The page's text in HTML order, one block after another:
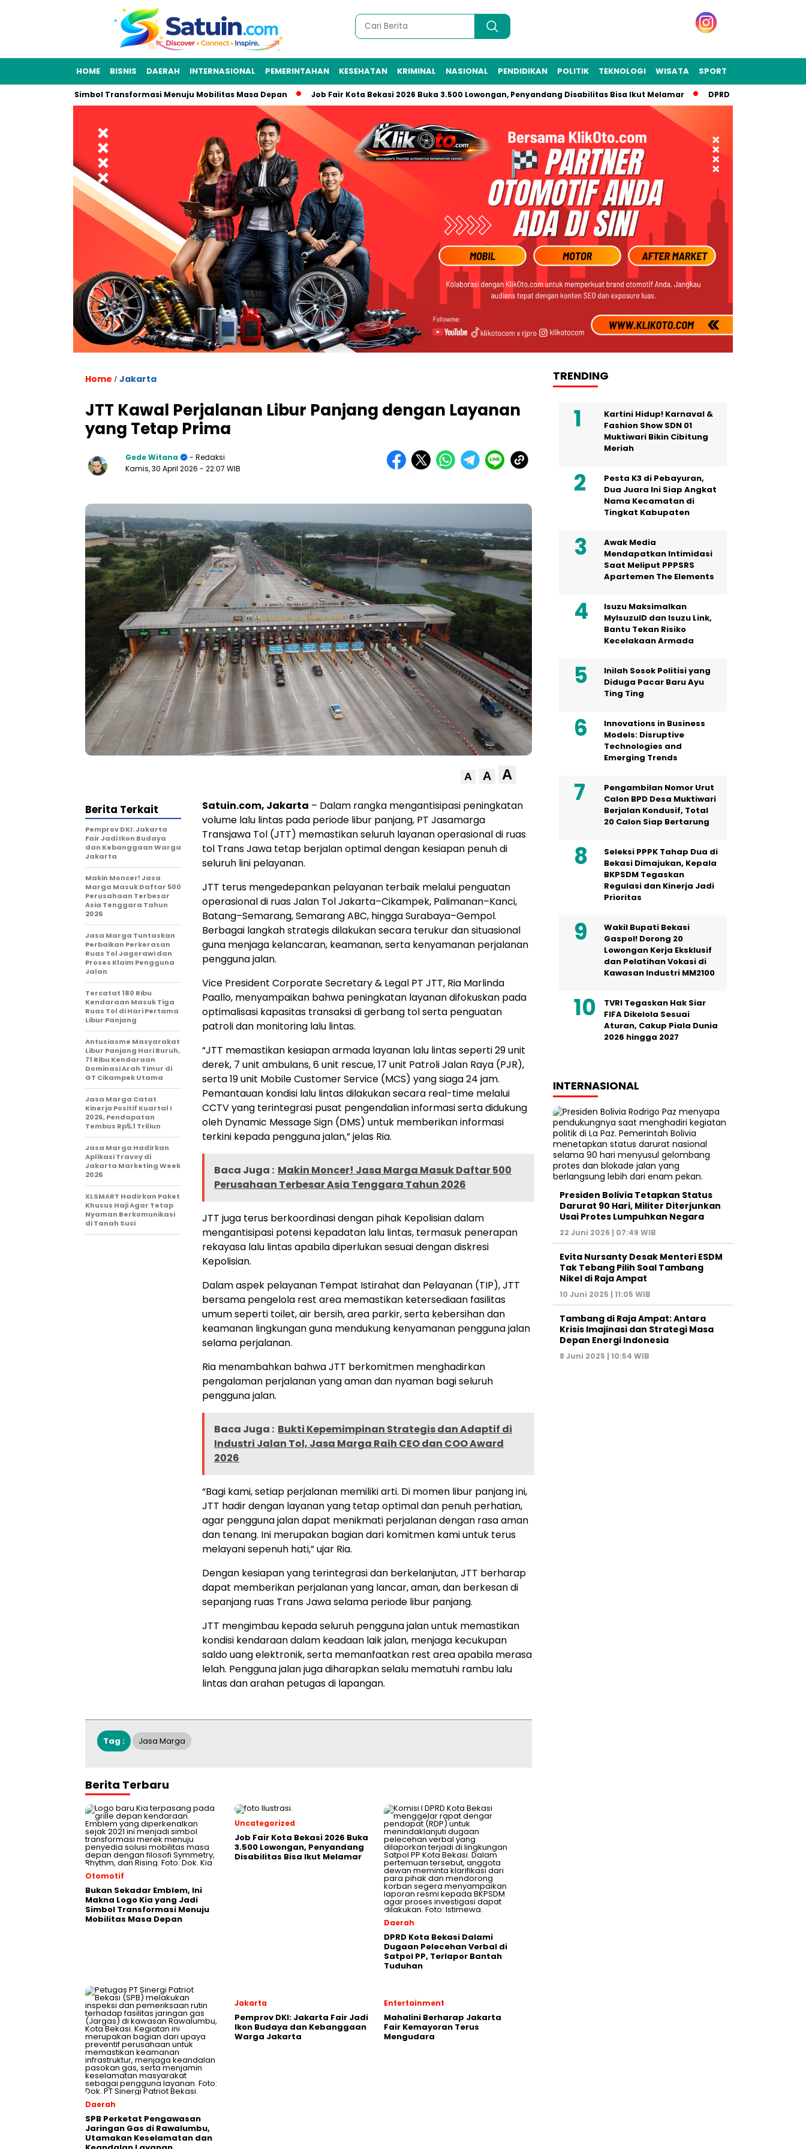
HOME BISNIS DAERAH INTERNASIONAL PEMERINTAHAN KESEHATAN KRIMINAL NASIONAL PENDIDIKAN POLITIK TEKNOLOGI WISATA SPORT
yang Jadi Simbol Transformasi Menuju Mobilitas Masa Depan Job Fair Kota Bekasi 2026 Buka 3.500 Lowongan, Penyandang Disabilitas Bisa Ikut Melamar DPRD Kota Bekasi Dalami
Home / Jakarta
JTT Kawal Perjalanan Libur Panjang dengan Layanan
yang Tetap Prima
Gede Witana
- Redaksi
Kamis, 30 April 2026 - 22:07 WIB
A A A
Satuin.com, Jakarta – Dalam rangka mengantisipasi peningkatan
volume lalu lintas pada periode libur panjang, PT Jasamarga
Transjawa Tol (JTT) memastikan seluruh layanan operasional di ruas
tol Trans Jawa tetap berjalan optimal dengan kesiapan penuh di
seluruh lini pelayanan.
JTT terus mengedepankan pelayanan terbaik melalui penguatan
operasional di ruas Jalan Tol Jakarta–Cikampek, Palimanan–Kanci,
Batang–Semarang, Semarang ABC, hingga Surabaya–Gempol.
Berbagai langkah strategis dilakukan secara terukur dan situasional
guna menjaga kelancaran, keamanan, serta kenyamanan perjalanan
pengguna jalan.
Vice President Corporate Secretary & Legal PT JTT, Ria Marlinda
Paallo, menyampaikan bahwa peningkatan layanan difokuskan pada
optimalisasi kapasitas transaksi di gerbang tol serta penguatan
patroli dan monitoring lalu lintas.
“JTT memastikan kesiapan armada layanan lalu lintas seperti 29 unit
derek, 7 unit ambulans, 6 unit rescue, 17 unit Patroli Jalan Raya (PJR),
serta 19 unit Mobile Customer Service (MCS) yang siaga 24 jam.
Pemantauan kondisi lalu lintas dilakukan secara real-time melalui
CCTV yang terintegrasi pusat pengendalian informasi serta didukung
oleh Dynamic Message Sign (DMS) untuk memberikan informasi
terkini kepada pengguna jalan,” jelas Ria.
Baca Juga : Makin Moncer! Jasa Marga Masuk Daftar 500
Perusahaan Terbesar Asia Tenggara Tahun 2026
JTT juga terus berkoordinasi dengan pihak Kepolisian dalam
mengantisipasi potensi kepadatan lalu lintas, termasuk penerapan
rekayasa lalu lintas apabila diperlukan sesuai dengan diskresi
Kepolisian.
Dalam aspek pelayanan Tempat Istirahat dan Pelayanan (TIP), JTT
bersama pengelola rest area memastikan ketersediaan fasilitas
umum seperti toilet, air bersih, area parkir, serta kebersihan dan
keamanan lingkungan guna mendukung kenyamanan pengguna jalan
selama perjalanan.
Ria menambahkan bahwa JTT berkomitmen menghadirkan
pengalaman perjalanan yang aman dan nyaman bagi seluruh
pengguna jalan.
Baca Juga : Bukti Kepemimpinan Strategis dan Adaptif di
Industri Jalan Tol, Jasa Marga Raih CEO dan COO Award
2026
“Bagi kami, setiap perjalanan memiliki arti. Di momen libur panjang ini,
JTT hadir dengan layanan yang tetap optimal dan penuh perhatian,
agar pengguna jalan dapat menikmati perjalanan dengan rasa aman
dan tenang. Ini merupakan bagian dari komitmen kami untuk terus
melayani sepenuh hati,” ujar Ria.
Dengan kesiapan yang terintegrasi dan berkelanjutan, JTT berharap
dapat memberikan perjalanan yang lancar, aman, dan berkesan di
sepanjang ruas Trans Jawa selama periode libur panjang.
JTT mengimbau kepada seluruh pengguna jalan untuk memastikan
kondisi kendaraan dalam keadaan laik jalan, menjaga kecukupan
saldo uang elektronik, serta memanfaatkan rest area apabila merasa
lelah. Pengguna jalan juga diharapkan selalu mematuhi rambu lalu
lintas dan arahan petugas di lapangan.
Berita Terkait
Pemprov DKI: Jakarta
Fair Jadi Ikon Budaya
dan Kebanggaan Warga
Jakarta
Makin Moncer! Jasa
Marga Masuk Daftar 500
Perusahaan Terbesar
Asia Tenggara Tahun
2026
Jasa Marga Tuntaskan
Perbaikan Perkerasan
Ruas Tol Jagorawi dan
Proses Klaim Pengguna
Jalan
Tercatat 180 Ribu
Kendaraan Masuk Tiga
Ruas Tol di Hari Pertama
Libur Panjang
Antusiasme Masyarakat
Libur Panjang Hari Buruh,
71 Ribu Kendaraan
Dominasi Arah Timur di
GT Cikampek Utama
Jasa Marga Catat
Kinerja Positif Kuartal I
2026, Pendapatan
Tembus Rp5,1 Triliun
Jasa Marga Hadirkan
Aplikasi Travoy di
Jakarta Marketing Week
2026
XLSMART Hadirkan Paket
Khusus Haji Agar Tetap
Nyaman Berkomunikasi
di Tanah Suci
Tag : Jasa Marga
Berita Terbaru
Otomotif
Bukan Sekadar Emblem, Ini
Makna Logo Kia yang Jadi
Simbol Transformasi Menuju
Mobilitas Masa Depan
Uncategorized
Job Fair Kota Bekasi 2026 Buka
3.500 Lowongan, Penyandang
Disabilitas Bisa Ikut Melamar
Daerah
DPRD Kota Bekasi Dalami
Dugaan Pelecehan Verbal di
Satpol PP, Terlapor Bantah
Tuduhan
Daerah
SPB Perketat Pengawasan
Jaringan Gas di Rawalumbu,
Utamakan Keselamatan dan
Jakarta
Pemprov DKI: Jakarta Fair Jadi
Ikon Budaya dan Kebanggaan
Warga Jakarta
Entertainment
Mahalini Berharap Jakarta
Fair Kemayoran Terus
Mengudara
TRENDING
Kartini Hidup! Karnaval &
Fashion Show SDN 01
Muktiwari Bikin Cibitung
Meriah
Pesta K3 di Pebayuran,
Dua Juara Ini Siap Angkat
Nama Kecamatan di
Tingkat Kabupaten
Awak Media
Mendapatkan Intimidasi
Saat Meliput PPPSRS
Apartemen The Elements
Isuzu Maksimalkan
MyIsuzuID dan Isuzu Link,
Bantu Tekan Risiko
Kecelakaan Armada
Inilah Sosok Politisi yang
Diduga Pacar Baru Ayu
Ting Ting
Innovations in Business
Models: Disruptive
Technologies and
Emerging Trends
Pengambilan Nomor Urut
Calon BPD Desa Muktiwari
Berjalan Kondusif, Total
20 Calon Siap Bertarung
Seleksi PPPK Tahap Dua di
Bekasi Dimajukan, Kepala
BKPSDM Tegaskan
Regulasi dan Kinerja Jadi
Prioritas
Wakil Bupati Bekasi
Gaspol! Dorong 20
Lowongan Kerja Eksklusif
dan Pelatihan Vokasi di
Kawasan Industri MM2100
TVRI Tegaskan Hak Siar
FIFA Dikelola Sesuai
Aturan, Cakup Piala Dunia
2026 hingga 2027
INTERNASIONAL
Presiden Bolivia Tetapkan Status
Darurat 90 Hari, Militer Diterjunkan
Usai Protes Lumpuhkan Negara
22 Juni 2026 | 07:49 WIB
Evita Nursanty Desak Menteri ESDM
Tak Tebang Pilih Soal Tambang
Nikel di Raja Ampat
10 Juni 2025 | 11:05 WIB
Tambang di Raja Ampat: Antara
Krisis Imajinasi dan Strategi Masa
Depan Energi Indonesia
8 Juni 2025 | 10:54 WIB